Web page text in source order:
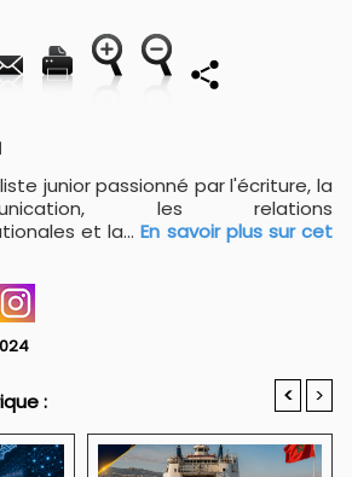
junior passionné par l'écriture, la
les relations
et la...En savoir plus sur cet
: < >